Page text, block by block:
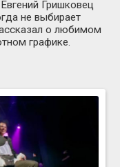
Гришковец
не выбирает
о любимом
графике.